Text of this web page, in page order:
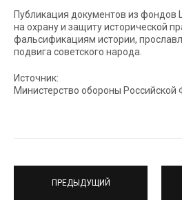
Публикация документов из
на охрану и защиту исторической
фальсификациям истории,
подвига советского народа.
Источник:
Министерство обороны Российской
ПРЕДЫДУЩИЙ